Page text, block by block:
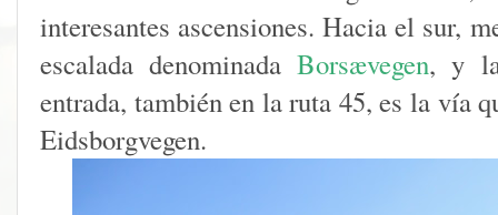
interesantes ascensiones. Hacia el sur,
escalada denominadaBorsævegen, y la
entrada, también en la ruta 45, es la vía
Eidsborgvegen.